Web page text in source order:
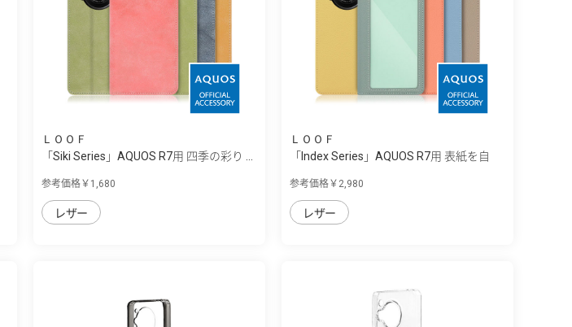
ＬＯＯＦ
「Siki Series」AQUOS R7用 四季の彩り ...
参考価格￥1,680
レザー
ＬＯＯＦ
「Index Series」AQUOS R7用 表紙を自
参考価格￥2,980
レザー